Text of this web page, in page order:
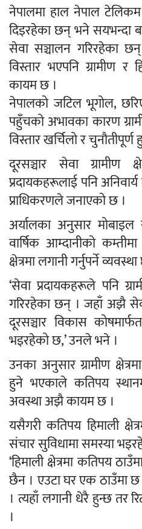
नेपालमा हाल नेपाल
दिइरहेका छन् भने सयभन्दा
सेवा सञ्चालन गरिरहेका
विस्तार भएपनि ग्रामीण र
कायम छ ।
नेपालको जटिल भूगोल,
पहुँचको अभावका कारण
विस्तार खर्चिलो र
दूरसञ्चार सेवा ग्रामीण
प्रदायकहरूलाई पनि
प्राधिकरणले जनाएको छ ।
अर्यालका अनुसार
वार्षिक आम्दानीको
क्षेत्रमा लगानी गर्नुपर्ने
‘सेवा प्रदायकहरूले पनि
गरिरहेका छन् । जहाँ अझै
दूरसञ्चार विकास
भइरहेको छ,’ उनले भने ।
उनका अनुसार ग्रामीण
हुने भएकाले कतिपय
अवस्था अझै कायम छ ।
यसैगरी कतिपय हिमाली
संचार सुविधामा समस्या
‘हिमाली क्षेत्रमा कतिपय
छैन । एउटा घर एक ठाउँमा
। त्यहाँ लगानी धेरै हुन्छ तर
।